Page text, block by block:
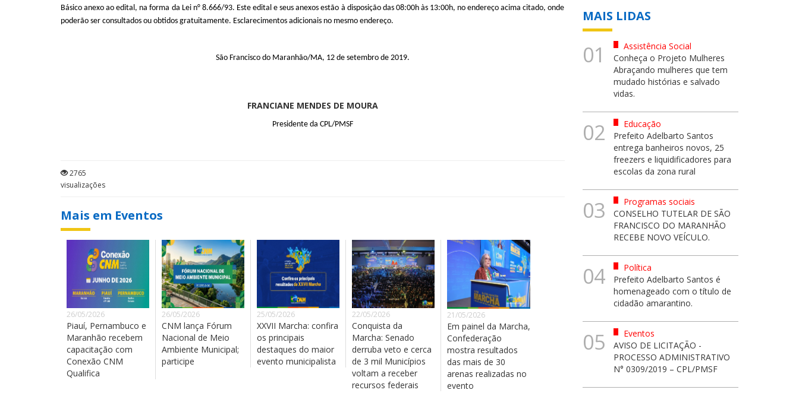
Básico anexo ao edital, na forma da Lei n° 8.666/93. Este edital e seus anexos estão à disposição das 08:00h às 13:00h, no endereço acima citado, onde
poderão ser consultados ou obtidos gratuitamente. Esclarecimentos adicionais no mesmo endereço.
São Francisco do Maranhão/MA, 12 de setembro de 2019.
FRANCIANE MENDES DE MOURA
Presidente da CPL/PMSF
2765
visualizações
Mais em Eventos
26/05/2026
Piauí, Pernambuco e
Maranhão recebem
capacitação com
Conexão CNM
Qualifica
26/05/2026
CNM lança Fórum
Nacional de Meio
Ambiente Municipal;
participe
25/05/2026
XXVII Marcha: confira
os principais
destaques do maior
evento municipalista
22/05/2026
Conquista da
Marcha: Senado
derruba veto e cerca
de 3 mil Municípios
voltam a receber
recursos federais
21/05/2026
Em painel da Marcha,
Confederação
mostra resultados
das mais de 30
arenas realizadas no
evento
MAIS LIDAS
01
Assistência Social
Conheça o Projeto Mulheres
Abraçando mulheres que tem
mudado histórias e salvado
vidas.
02
Educação
Prefeito Adelbarto Santos
entrega banheiros novos, 25
freezers e liquidificadores para
escolas da zona rural
03
Programas sociais
CONSELHO TUTELAR DE SÃO
FRANCISCO DO MARANHÃO
RECEBE NOVO VEÍCULO.
04
Política
Prefeito Adelbarto Santos é
homenageado com o título de
cidadão amarantino.
05
Eventos
AVISO DE LICITAÇÃO -
PROCESSO ADMINISTRATIVO
N° 0309/2019 – CPL/PMSF